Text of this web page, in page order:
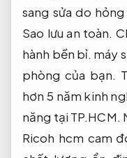
sang sửa do
Sao lưu an toàn.
hành bền bỉ. máy
phòng của bạn.
hơn 5 năm kinh
năng tại TP.HCM.
Ricoh hcm cam